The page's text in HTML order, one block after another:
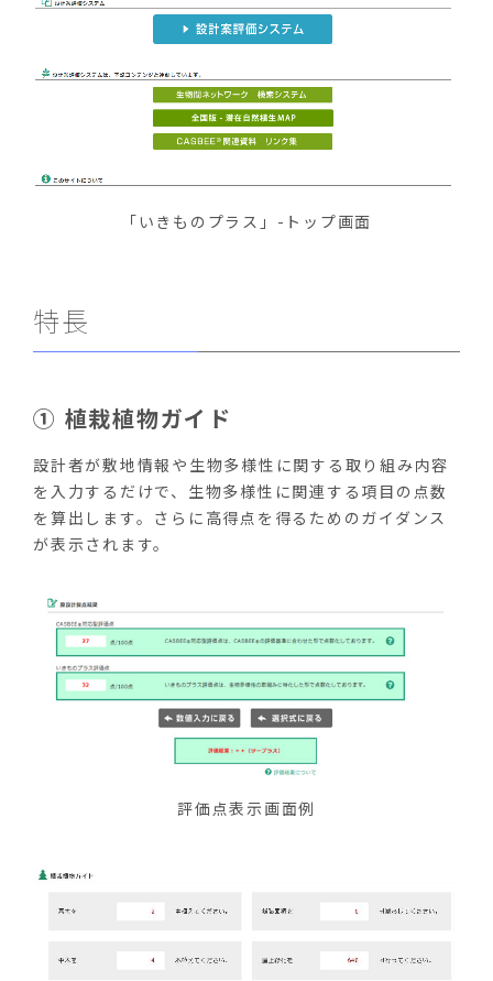
「いきものプラス」-トップ画面
特長
① 植栽植物ガイド
設計者が敷地情報や生物多様性に関する取り組み内容
を入力するだけで、生物多様性に関連する項目の点数
を算出します。さらに高得点を得るためのガイダンス
が表示されます。
評価点表示画面例